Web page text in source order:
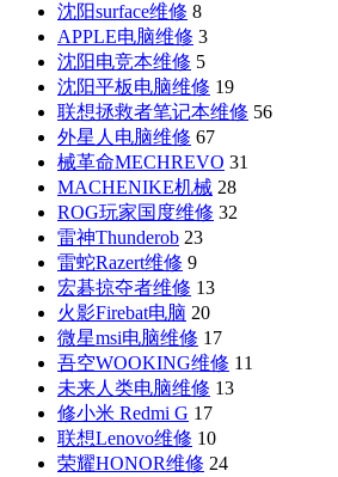
沈阳surface维修 8
APPLE电脑维修 3
沈阳电竞本维修 5
沈阳平板电脑维修 19
联想拯救者笔记本维修 56
外星人电脑维修 67
械革命MECHREVO 31
MACHENIKE机械 28
ROG玩家国度维修 32
雷神Thunderob 23
雷蛇Razert维修 9
宏碁掠夺者维修 13
火影Firebat电脑 20
微星msi电脑维修 17
吾空WOOKING维修 11
未来人类电脑维修 13
修小米 Redmi G 17
联想Lenovo维修 10
荣耀HONOR维修 24